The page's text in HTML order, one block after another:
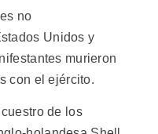
no
Unidos y
murieron
con el ejército.
de los